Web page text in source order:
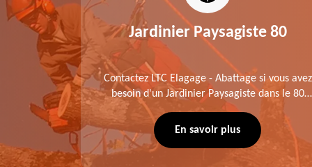
fait
jardinier
.
des
Jardinier Paysagiste 80
Contactez LTC Elagage - Abattage si vous avez
besoin d'un Jardinier Paysagiste dans le 80
Somme. Chaque intervention est exécutée
selon les normes en vigueur. Découvrez un
extérieur exceptionnel grâce à notre équipe.
En savoir plus